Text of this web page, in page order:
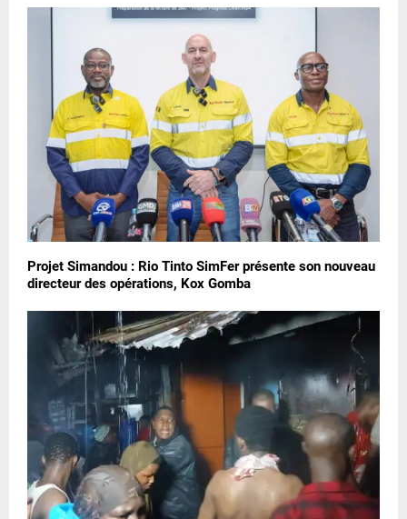
Projet Simandou : Rio Tinto SimFer présente son nouveau
directeur des opérations, Kox Gomba